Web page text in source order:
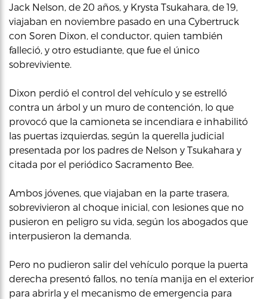
Jack Nelson, de 20 años, y Krysta Tsukahara, de 19,
viajaban en noviembre pasado en una Cybertruck
con Soren Dixon, el conductor, quien también
falleció, y otro estudiante, que fue el único
sobreviviente.
Dixon perdió el control del vehículo y se estrelló
contra un árbol y un muro de contención, lo que
provocó que la camioneta se incendiara e inhabilitó
las puertas izquierdas, según la querella judicial
presentada por los padres de Nelson y Tsukahara y
citada por el periódico Sacramento Bee.
Ambos jóvenes, que viajaban en la parte trasera,
sobrevivieron al choque inicial, con lesiones que no
pusieron en peligro su vida, según los abogados que
interpusieron la demanda.
Pero no pudieron salir del vehículo porque la puerta
derecha presentó fallos, no tenía manija en el exterior
para abrirla y el mecanismo de emergencia para